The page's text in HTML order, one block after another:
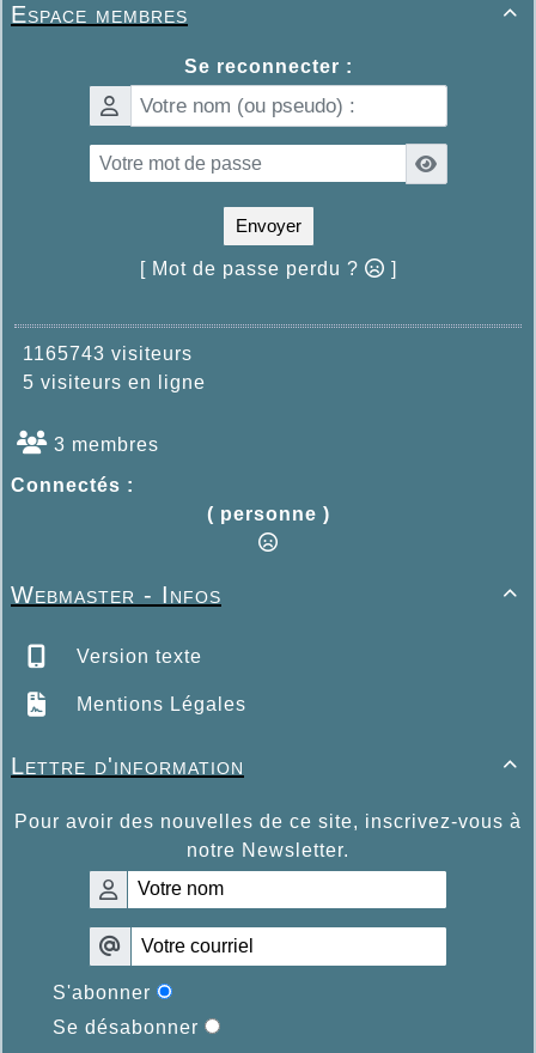

Espace membres
Se reconnecter :
Envoyer
[ Mot de passe perdu ? ]
1165743 visiteurs
5 visiteurs en ligne
3 membres
Connectés :
( personne )

Webmaster - Infos
Version texte
Mentions Légales

Lettre d'information
Pour avoir des nouvelles de ce site, inscrivez-vous à
notre Newsletter.
S'abonner
Se désabonner